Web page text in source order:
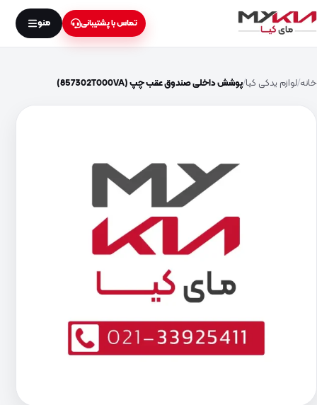
تماس با پشتیبانی منو
خانه لوازم یدکی کیا پوشش داخلی صندوق عقب چپ (857302T000VA)